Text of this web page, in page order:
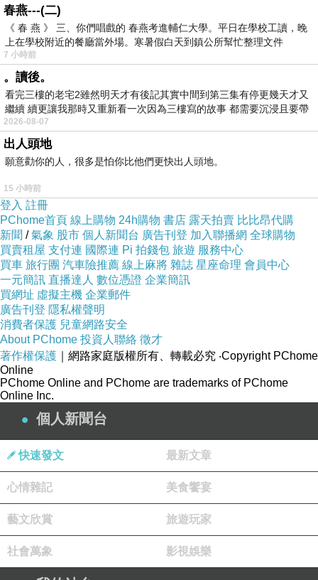
廚房上方的黑板多了很多新菜色
春燕---(二)
《 春 燕 》 三、你們唱戲的 春燕考進輔仁大學。平日在學校工讀，晚
上在學校附近的餐廳當外場。寒暑假白天到鎮公所幫忙整理文件
7 小時前
。讀後。
看完三樓的老宅2雖然明天才有後記其實中間到第三集有停更幾天才又
繼續 續更讓我那時又重新看一次因為三樓寫的故事 都需要沉浸且要帶
有
2026-08-07
出人頭地
願意勸你的人，很多是怕你比他們更快出人頭地。
15 小時前
登入 註冊
PChome首頁 線上購物 24h購物 書店 露天拍賣 比比昂代購
新聞 /氣象 股市 個人新聞台 廣告刊登 加入聯播網 全球購物
買賣租屋 支付連 國際連 Pi 拍錢包 旅遊 服務中心
買車 旅行團 汽車險推薦 線上麻將 雜誌 星座命理 會員中心
一元簡訊 直播達人 數位憑證 企業簡訊
買網址 虛擬主機 企業郵件
廣告刊登 隱私權聲明
消費者保護 兒童網路安全
About PChome 投資人聯絡 徵才
著作權保護 ｜網路家庭版權所有、轉載必究 ‧Copyright PChome
Online
PChome Online and PChome are trademarks of PChome
Online Inc.
個人新聞台
快速發文 最新文章
心情雜記 美食饗宴
藝文欣賞 旅遊玩家
社會萬象 影視娛樂